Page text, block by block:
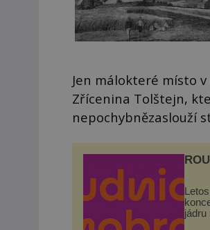
Jen málokteré místo
Zřícenina Tolštejn,
nepochybnězaslouží
jádru